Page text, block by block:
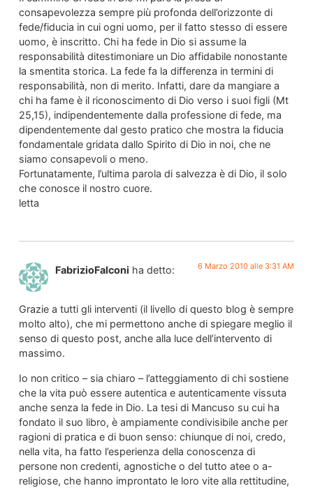
consapevolezza sempre più profonda dell’orizzonte di
fede/fiducia in cui ogni uomo, per il fatto stesso di essere
uomo, è inscritto. Chi ha fede in Dio si assume la
responsabilità ditestimoniare un Dio affidabile nonostante
la smentita storica. La fede fa la differenza in termini di
responsabilità, non di merito. Infatti, dare da mangiare a
chi ha fame è il riconoscimento di Dio verso i suoi figli (Mt
25,15), indipendentemente dalla professione di fede, ma
dipendentemente dal gesto pratico che mostra la fiducia
fondamentale gridata dallo Spirito di Dio in noi, che ne
siamo consapevoli o meno.
Fortunatamente, l’ultima parola di salvezza è di Dio, il solo
che conosce il nostro cuore.
letta
FabrizioFalconi ha detto: 6 Marzo 2010 alle 3:31 AM
Grazie a tutti gli interventi (il livello di questo blog è sempre
molto alto), che mi permettono anche di spiegare meglio il
senso di questo post, anche alla luce dell’intervento di
massimo.
Io non critico – sia chiaro – l’atteggiamento di chi sostiene
che la vita può essere autentica e autenticamente vissuta
anche senza la fede in Dio. La tesi di Mancuso su cui ha
fondato il suo libro, è ampiamente condivisibile anche per
ragioni di pratica e di buon senso: chiunque di noi, credo,
nella vita, ha fatto l’esperienza della conoscenza di
persone non credenti, agnostiche o del tutto atee o a-
religiose, che hanno improntato le loro vite alla rettitudine,